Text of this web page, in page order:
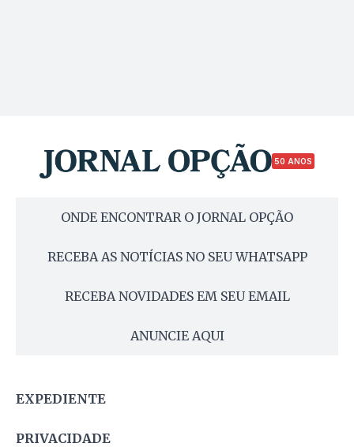
50 ANOS
ONDE ENCONTRAR O JORNAL OPÇÃO
RECEBA AS NOTÍCIAS NO SEU WHATSAPP
RECEBA NOVIDADES EM SEU EMAIL
ANUNCIE AQUI
EXPEDIENTE
PRIVACIDADE